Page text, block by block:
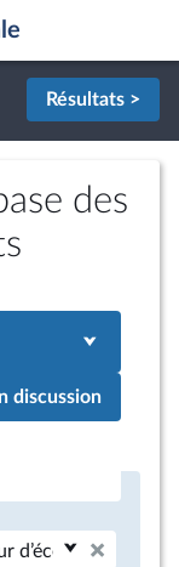
Résultats >
des
discussion